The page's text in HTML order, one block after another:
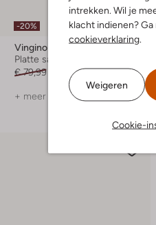
intrekken. Wil je
klacht indienen? Ga
cookieverklaring.
Weigeren
Cookie-
-20%
Vingino
Platte sandalen
€ 79,99
€ 63,99
+ meer kleuren